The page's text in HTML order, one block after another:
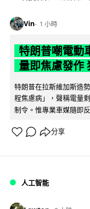
Vin 1 小時
特朗普嘲電動
量即焦慮發作
特朗普在拉斯維加斯造
程焦慮病」，聲稱電量
制令。惟專業車媒隨即
分享
人工智能